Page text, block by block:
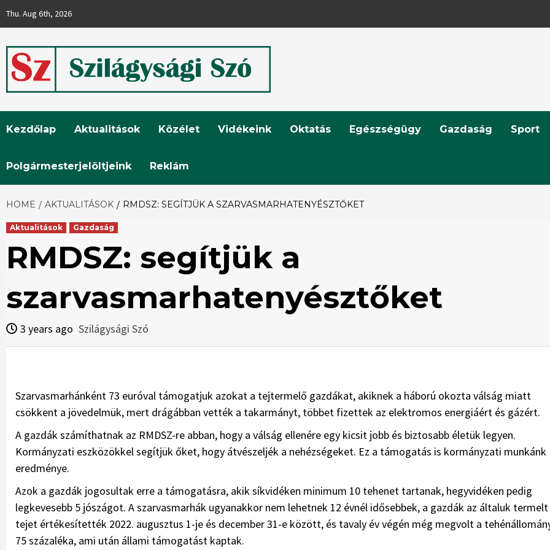
Thu. Aug 6th, 2026
Szilágysági
Szó
Kezdőlap Aktualitások Közélet Vidékeink Oktatás Egészségügy Gazdaság Sport
Polgármesterjelöltjeink Reklám
HOME AKTUALITÁSOK RMDSZ: SEGÍTJÜK A SZARVASMARHATENYÉSZTŐKET
Aktualitások Gazdaság
RMDSZ: segítjük a
szarvasmarhatenyésztőket
3 years ago Szilágysági Szó
Szarvasmarhánként 73 euróval támogatjuk azokat a tejtermelő gazdákat, akiknek a háború okozta válság miatt
csökkent a jövedelmük, mert drágábban vették a takarmányt, többet fizettek az elektromos energiáért és gázért.
A gazdák számíthatnak az RMDSZ-re abban, hogy a válság ellenére egy kicsit jobb és biztosabb életük legyen.
Kormányzati eszközökkel segítjük őket, hogy átvészeljék a nehézségeket. Ez a támogatás is kormányzati munkánk
eredménye.
Azok a gazdák jogosultak erre a támogatásra, akik síkvidéken minimum 10 tehenet tartanak, hegyvidéken pedig
legkevesebb 5 jószágot. A szarvasmarhák ugyanakkor nem lehetnek 12 évnél idősebbek, a gazdák az általuk termelt
tejet értékesítették 2022. augusztus 1-je és december 31-e között, és tavaly év végén még megvolt a
75 százaléka, ami után állami támogatást kaptak.